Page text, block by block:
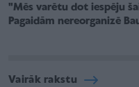
"Mēs varētu dot iespēju
Pagaidām nereorganizē
Vairāk rakstu